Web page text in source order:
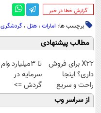
‌گزارش خطا در خبر
برچسب ها: امارات ، هتل ، گردشگری
مطالب پیشنهادی
X22 برای فروش
داری؟ اینجا
راحت و سریع
بفروشش
تا 3میلیارد وام
سرمایه در
گردش =>
فروشگاهت رو
ثبت کن
از سراسر وب